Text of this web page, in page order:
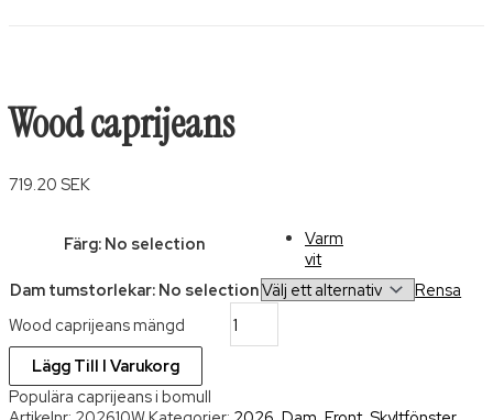
Wood caprijeans
719.20 SEK
Färg: No selection
Varm
vit
Dam tumstorlekar: No selection
Rensa
Wood caprijeans mängd
Lägg Till I Varukorg
Populära caprijeans i bomull